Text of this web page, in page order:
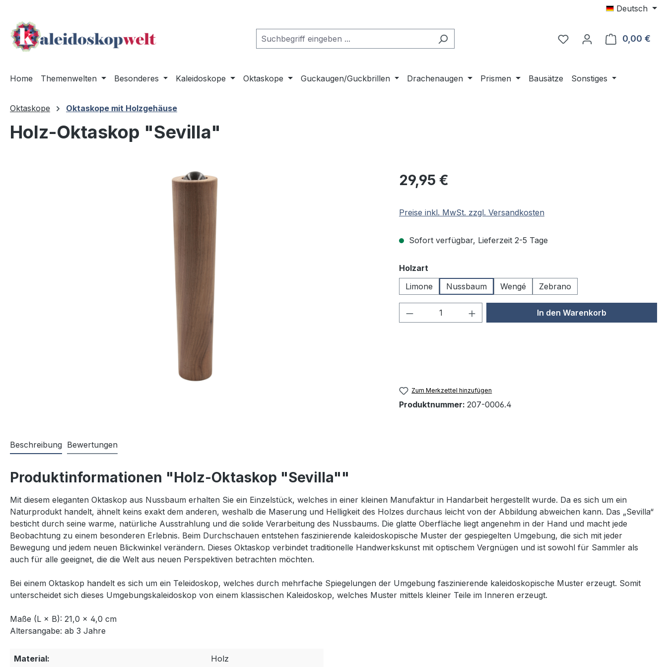
Deutsch
0,00 €
Home Themenwelten Besonderes Kaleidoskope Oktaskope Guckaugen/Guckbrillen Drachenaugen Prismen Bausätze Sonstiges
Oktaskope Oktaskope mit Holzgehäuse
Holz-Oktaskop "Sevilla"
Regulärer Preis:
29,95 €
Preise inkl. MwSt. zzgl. Versandkosten
Sofort verfügbar, Lieferzeit 2-5 Tage
Holzart
Limone
Nussbaum Wengé Zebrano
Produkt Anzahl: Gib den gewünschten Wert
In den Warenkorb
Zum Merkzettel hinzufügen
Produktnummer: 207-0006.4
Beschreibung Bewertungen
Produktinformationen "Holz-Oktaskop "Sevilla""
Mit diesem eleganten Oktaskop aus Nussbaum erhalten Sie ein Einzelstück, welches in einer kleinen Manufaktur in Handarbeit hergestellt wurde. Da es sich um ein
Naturprodukt handelt, ähnelt keins exakt dem anderen, weshalb die Maserung und Helligkeit des Holzes durchaus leicht von der Abbildung abweichen kann. Das „Sevilla“
besticht durch seine warme, natürliche Ausstrahlung und die solide Verarbeitung des Nussbaums. Die glatte Oberfläche liegt angenehm in der Hand und macht jede
Beobachtung zu einem besonderen Erlebnis. Beim Durchschauen entstehen faszinierende kaleidoskopische Muster der gespiegelten Umgebung, die sich mit jeder
Bewegung und jedem neuen Blickwinkel verändern. Dieses Oktaskop verbindet traditionelle Handwerkskunst mit optischem Vergnügen und ist sowohl für Sammler als
auch für alle geeignet, die die Welt aus neuen Perspektiven betrachten möchten.
Bei einem Oktaskop handelt es sich um ein Teleidoskop, welches durch mehrfache Spiegelungen der Umgebung faszinierende kaleidoskopische Muster erzeugt. Somit
unterscheidet sich dieses Umgebungskaleidoskop von einem klassischen Kaleidoskop, welches Muster mittels kleiner Teile im Inneren erzeugt.
Maße (L × B): 21,0 × 4,0 cm
Altersangabe: ab 3 Jahre
Material: Holz